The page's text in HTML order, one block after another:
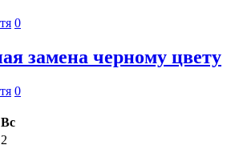
0
замена черному цвету
0
Вс
2